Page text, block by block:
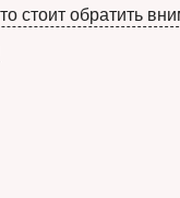
стоит обратить